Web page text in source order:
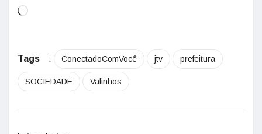
Tags : ConectadoComVocê jtv prefeitura
SOCIEDADE Valinhos